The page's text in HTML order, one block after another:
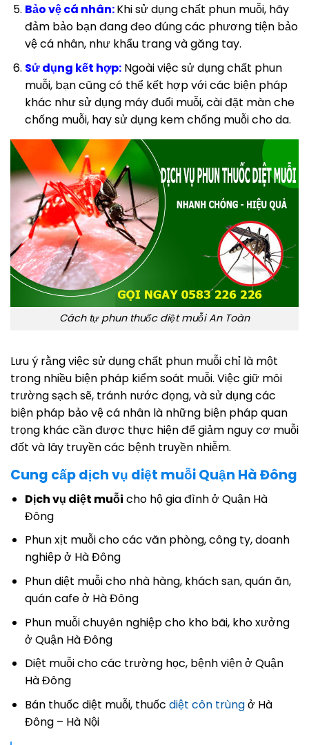
Bảo vệ cá nhân:Khi sử dụng chất phun muỗi, hãy
đảm bảo bạn đang đeo đúng các phương tiện bảo
vệ cá nhân, như khẩu trang và găng tay.
Sử dụng kết hợp:Ngoài việc sử dụng chất phun
muỗi, bạn cũng có thể kết hợp với các biện pháp
khác như sử dụng máy đuổi muỗi, cài đặt màn che
chống muỗi, hay sử dụng kem chống muỗi cho da.
Cách tự phun thuốc diệt muỗi An Toàn
Lưu ý rằng việc sử dụng chất phun muỗi chỉ là một
trong nhiều biện pháp kiểm soát muỗi. Việc giữ môi
trường sạch sẽ, tránh nước đọng, và sử dụng các
biện pháp bảo vệ cá nhân là những biện pháp quan
trọng khác cần được thực hiện để giảm nguy cơ muỗi
đốt và lây truyền các bệnh truyền nhiễm.
Cung cấp dịch vụ diệt muỗi Quận Hà Đông
Dịch vụ diệt muỗi cho hộ gia đình ở Quận Hà
Đông
Phun xịt muỗi cho các văn phòng, công ty, doanh
nghiệp ở Hà Đông
Phun diệt muỗi cho nhà hàng, khách sạn, quán ăn,
quán cafe ở Hà Đông
Phun muỗi chuyên nghiệp cho kho bãi, kho xưởng
ở Quận Hà Đông
Diệt muỗi cho các trường học, bệnh viện ở Quận
Hà Đông
Bán thuốc diệt muỗi, thuốc diệt côn trùngở Hà
Đông – Hà Nội